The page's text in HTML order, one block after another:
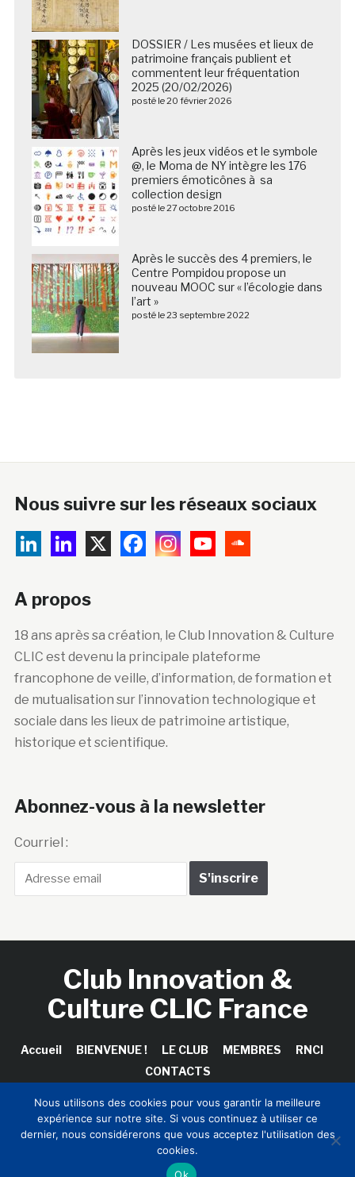
DOSSIER / Les musées et lieux de
patrimoine français publient et
commentent leur fréquentation
2025 (20/02/2026)
posté le 20 février 2026
Après les jeux vidéos et le symbole
@, le Moma de NY intègre les 176
premiers émoticônes à sa
collection design
posté le 27 octobre 2016
Après le succès des 4 premiers, le
Centre Pompidou propose un
nouveau MOOC sur « l’écologie dans
l’art »
posté le 23 septembre 2022
Nous suivre sur les réseaux sociaux
A propos
18 ans après sa création, le Club Innovation & Culture
CLIC est devenu la principale plateforme
francophone de veille, d’information, de formation et
de mutualisation sur l’innovation technologique et
sociale dans les lieux de patrimoine artistique,
historique et scientifique.
Abonnez-vous à la newsletter
Courriel :
Club Innovation &
Culture CLIC France
Accueil BIENVENUE ! LE CLUB MEMBRES
RNCI
CONTACTS
Copyright © 2026 Club Innovation & Culture CLIC France /
Sinapses Conseils
Nous utilisons des cookies pour vous garantir la meilleure
expérience sur notre site. Si vous continuez à utiliser ce
dernier, nous considérerons que vous acceptez l'utilisation des
cookies.
Ok